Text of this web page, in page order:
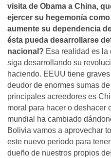
visita de Obama a China,
ejercer su hegemonía
aumente su dependencia
ésta pueda desarrollarse
nacional? Esa realidad es
siga desarrollando su
haciendo. EEUU tiene
deudor de enormes sumas
principales acreedores es
moral para hacer o deshacer
mundial ha cambiado
Bolivia vamos a aprovechar
este nuevo periodo para
dueño de nuestros propios